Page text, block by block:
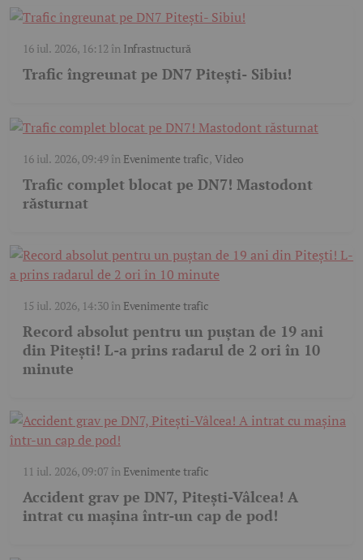
16 iul. 2026, 16:12 în Infrastructură
Trafic îngreunat pe DN7 Pitești- Sibiu!
16 iul. 2026, 09:49în Evenimente trafic, Video
Trafic complet blocat pe DN7! Mastodont
răsturnat
15 iul. 2026, 14:30în Evenimente trafic
Record absolut pentru un puștan de 19 ani
din Pitești! L-a prins radarul de 2 ori în 10
minute
11 iul. 2026, 09:07în Evenimente trafic
Accident grav pe DN7, Pitești-Vâlcea! A
intrat cu mașina într-un cap de pod!